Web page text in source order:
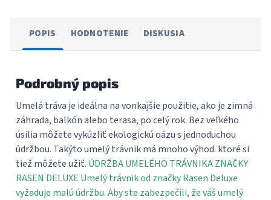
POPIS HODNOTENIE DISKUSIA
Podrobný popis
Umelá tráva je ideálna na vonkajšie použitie, ako je zimná
záhrada, balkón alebo terasa, po celý rok. Bez veľkého
úsilia môžete vykúzliť ekologickú oázu s jednoduchou
údržbou. Takýto umelý trávnik má mnoho výhod. ktoré si
tiež môžete užiť. ÚDRŽBA UMELÉHO TRÁVNIKA ZNAČKY
RASEN DELUXE Umelý trávnik od značky Rasen Deluxe
vyžaduje malú údržbu. Aby ste zabezpečili, že váš umelý